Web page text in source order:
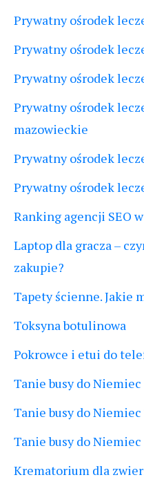
Prywatny ośrodek
Prywatny ośrodek
Prywatny ośrodek
Prywatny ośrodek
mazowieckie
Prywatny ośrodek
Prywatny ośrodek
Ranking agencji SEO
Laptop dla gracza –
zakupie?
Tapety ścienne. Jakie
Toksyna botulinowa
Pokrowce i etui do
Tanie busy do Niemiec
Tanie busy do
Tanie busy do Niemiec
Krematorium dla